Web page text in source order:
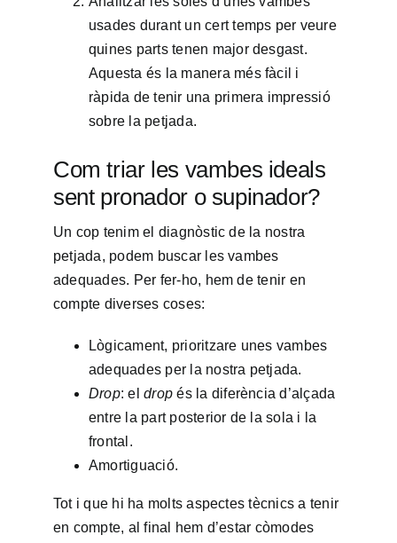
usades durant un cert temps per veure
quines parts tenen major desgast.
Aquesta és la manera més fàcil i
ràpida de tenir una primera impressió
sobre la petjada.
Com triar les vambes ideals
sent pronador o supinador?
Un cop tenim el diagnòstic de la nostra
petjada, podem buscar les vambes
adequades. Per fer-ho, hem de tenir en
compte diverses coses:
Lògicament, prioritzare unes vambes
adequades per la nostra petjada.
Drop: eldrop és la diferència d’alçada
entre la part posterior de la sola i la
frontal.
Amortiguació.
Tot i que hi ha molts aspectes tècnics a tenir
en compte, al final hem d’estar còmodes